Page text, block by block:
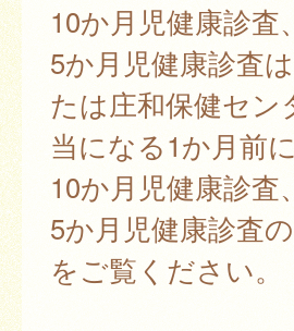
10か月児健康診査
5か月児健康診査
たは庄和保健セン
当になる1か月前
10か月児健康診査
5か月児健康診査
をご覧ください。